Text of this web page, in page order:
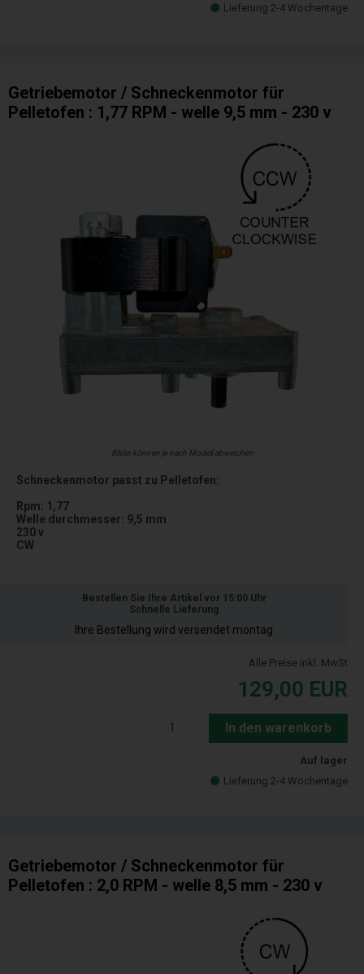
Lieferung 2-4 Wochentage
Getriebemotor / Schneckenmotor für
Pelletofen : 1,77 RPM - welle 9,5 mm - 230 v
Bilder können je nach Modell abweichen
Schneckenmotor passt zu Pelletofen:
Rpm: 1,77
Welle durchmesser: 9,5 mm
230 v
CW
Bestellen Sie Ihre Artikel vor 15:00 Uhr
Schnelle Lieferung
Ihre Bestellung wird versendet montag
Alle Preise inkl. MwSt
129,00 EUR
In den warenkorb
Auf lager
Lieferung 2-4 Wochentage
Getriebemotor / Schneckenmotor für
Pelletofen : 2,0 RPM - welle 8,5 mm - 230 v